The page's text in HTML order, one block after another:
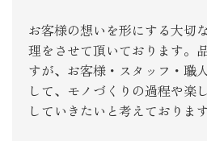
お客様の想いを形にする大切
理をさせて頂いております。
すが、お客様・スタッフ・職
して、モノづくりの過程や楽
していきたいと考えております